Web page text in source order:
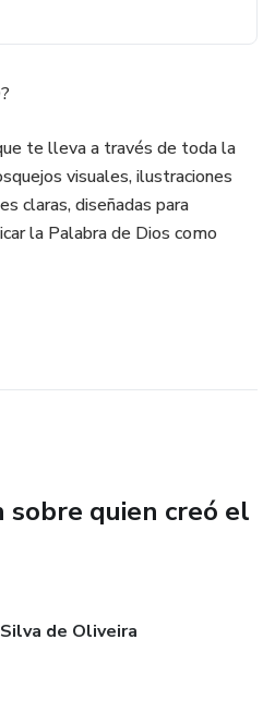
te lleva a través de toda la
visuales, ilustraciones
claras, diseñadas para
la Palabra de Dios como
sobre quien creó el
de Oliveira